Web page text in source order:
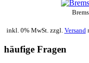
inkl. 0% MwSt. zzgl. Versand
häufige Fragen